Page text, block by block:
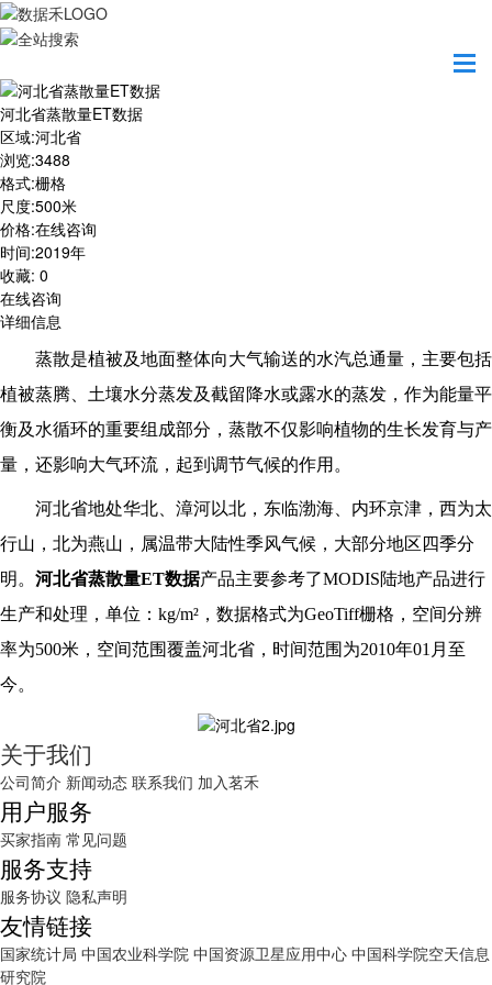
河北省蒸散量ET数据
区域:河北省
浏览:3488
格式:栅格
尺度:500米
价格:在线咨询
时间:2019年
收藏: 0
在线咨询
详细信息
蒸散是植被及地面整体向大气输送的水汽总通量，主要包括
植被蒸腾、土壤水分蒸发及截留降水或露水的蒸发，作为能量平
衡及水循环的重要组成部分，蒸散不仅影响植物的生长发育与产
量，还影响大气环流，起到调节气候的作用。
河北省地处华北、漳河以北，东临渤海、内环京津，西为太
行山，北为燕山，属温带大陆性季风气候，大部分地区四季分
明。 河北省蒸散量ET数据产品主要参考了MODIS陆地产品进行
生产和处理，单位：kg/m²，数据格式为GeoTiff栅格，空间分辨
率为500米，空间范围覆盖河北省，时间范围为2010年01月至
今。
关于我们
公司简介 新闻动态 联系我们 加入茗禾
用户服务
买家指南 常见问题
服务支持
服务协议 隐私声明
友情链接
国家统计局 中国农业科学院 中国资源卫星应用中心 中国科学院空天信息
研究院